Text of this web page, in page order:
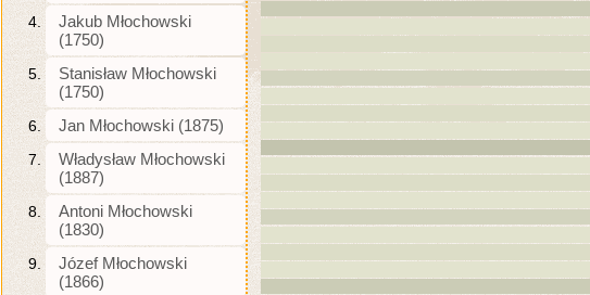
Jakub Młochowski
(1750)
Stanisław Młochowski
(1750)
Jan Młochowski (1875)
Władysław Młochowski
(1887)
Antoni Młochowski
(1830)
Józef Młochowski
(1866)